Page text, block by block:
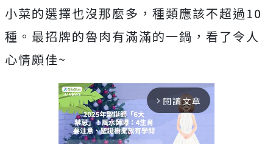
小菜的選擇也沒那麼多，種類應該不超過10
種。最招牌的魯肉有滿滿的一鍋，看了令人
心情頗佳~
arrow_forward_ios 閱讀文章